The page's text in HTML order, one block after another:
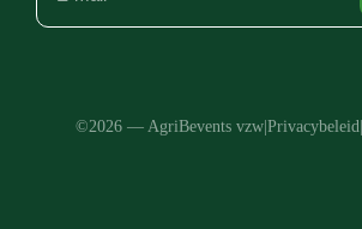
©2026 — AgriBevents vzw| Privacybeleid|